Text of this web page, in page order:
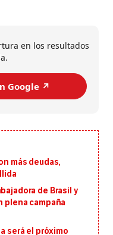
en los resultados
Google ↗️
más deudas,
de Brasil y
plena campaña
será el próximo